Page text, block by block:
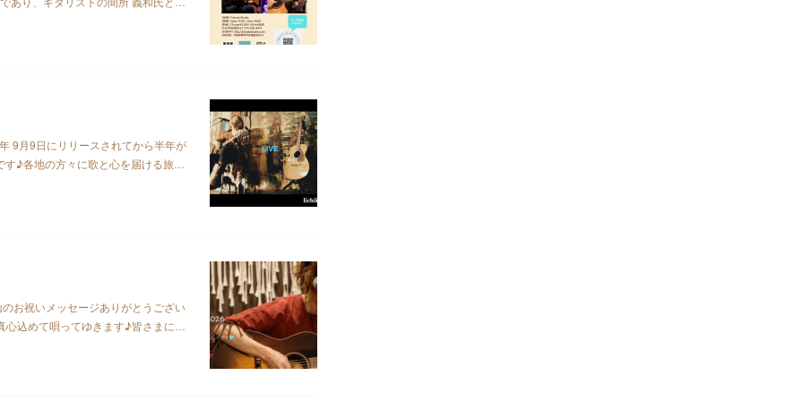
9月9日にリリースされてから半年が
す♪各地の方々に歌と心を届ける旅…
お祝いメッセージありがとうござい
心込めて唄ってゆきます♪皆さまに…